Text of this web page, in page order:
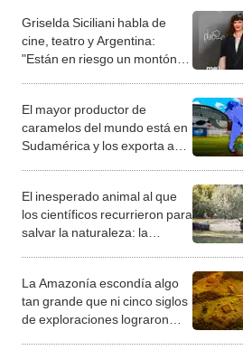
Griselda Siciliani habla de
cine, teatro y Argentina:
"Están en riesgo un montón
El mayor productor de
caramelos del mundo está en
Sudamérica y los exporta a
envases
El inesperado animal al que
los científicos recurrieron para
salvar la naturaleza: la
desierto en un paisaje con
más vida
La Amazonía escondía algo
tan grande que ni cinco siglos
de exploraciones lograron